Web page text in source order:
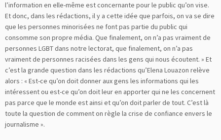
l’information en elle-même est concernante pour le public qu’on vise.
Et donc, dans les rédactions, il y a cette idée que parfois, on va se dire
que les personnes minorisées ne font pas partie du public qui
consomme son propre média. Que finalement, on n’a pas vraiment de
personnes LGBT dans notre lectorat, que finalement, on n’a pas
vraiment de personnes racisées dans les gens qui nous écoutent. » Et
c’est la grande question dans les rédactions qu’Elena Louazon relève
alors : « Est-ce qu’on doit donner aux gens les informations qui les
intéressent ou est-ce qu’on doit leur en apporter qui ne les concernent
pas parce que le monde est ainsi et qu’on doit parler de tout. C’est là
toute la question de comment on règle la crise de confiance envers le
journalisme ».